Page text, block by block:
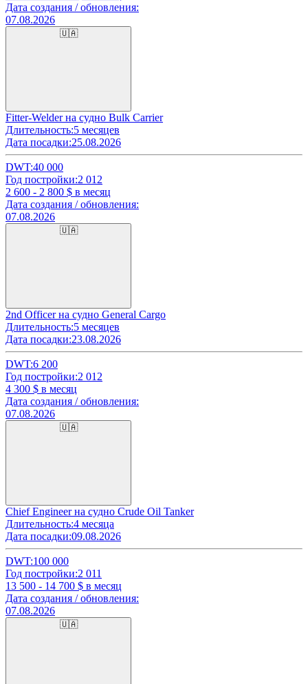
Дата создания / обновления:
07.08.2026
🇺🇦
Fitter-Welder на судно Bulk Carrier
Длительность:5 месяцев
Дата посадки:25.08.2026
DWT:40 000
Год постройки:2 012
2 600 - 2 800 $ в месяц
Дата создания / обновления:
07.08.2026
🇺🇦
2nd Officer на судно General Cargo
Длительность:5 месяцев
Дата посадки:23.08.2026
DWT:6 200
Год постройки:2 012
4 300 $ в месяц
Дата создания / обновления:
07.08.2026
🇺🇦
Chief Engineer на судно Crude Oil Tanker
Длительность:4 месяца
Дата посадки:09.08.2026
DWT:100 000
Год постройки:2 011
13 500 - 14 700 $ в месяц
Дата создания / обновления:
07.08.2026
🇺🇦